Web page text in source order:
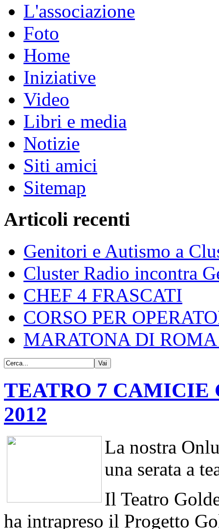
L'associazione
Foto
Home
Iniziative
Video
Libri e media
Notizie
Siti amici
Sitemap
Articoli recenti
Genitori e Autismo a
Cluster Radio incontra
CHEF 4 FRASCATI
CORSO PER
MARATONA DI ROMA
TEATRO 7 CAMICIE
2012
La nostra
una serata a
Il Teatro
ha intrapreso il Progetto